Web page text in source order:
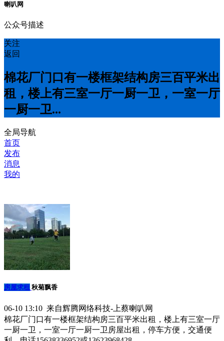
喇叭网
公众号描述
关注
返回
棉花厂门口有一楼框架结构房三百平米出
租，楼上有三室一厅一厨一卫，一室一厅
一厨一卫...
全局导航
首页
发布
消息
我的
房屋求租 秋菊飘香
06-10 13:10 来自辉腾网络科技-上蔡喇叭网
棉花厂门口有一楼框架结构房三百平米出租，楼上有三室一厅
一厨一卫，一室一厅一厨一卫房屋出租，停车方便，交通便